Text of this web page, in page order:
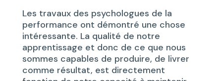
Les travaux des psychologues de la
performance ont démontré une chose
intéressante. La qualité de notre
apprentissage et donc de ce que nous
sommes capables de produire, de livrer
comme résultat, est directement